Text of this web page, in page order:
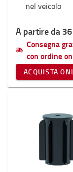
Basi RAM
nel veicolo
A partire da
Consegna
con ordine
ACQUISTA